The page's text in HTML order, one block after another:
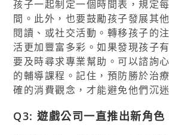
孩子一起制定一個時間表，規定
間。此外，也要鼓勵孩子發展其
閱讀、或社交活動。轉移孩子的
活更加豐富多彩。如果發現孩子有
要及時尋求專業幫助。可以諮詢
的輔導課程。記住，預防勝於治
確的消費觀念，才能避免他們沉
Q3: 遊戲公司一直推出新角色